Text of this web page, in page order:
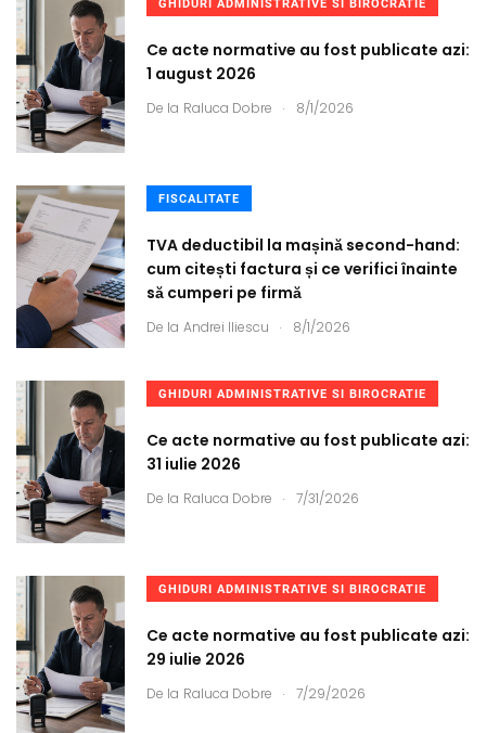
GHIDURI ADMINISTRATIVE SI BIROCRATIE
Ce acte normative au fost publicate azi:
1 august 2026
De la Raluca Dobre . 8/1/2026
FISCALITATE
TVA deductibil la mașină second-hand:
cum citești factura și ce verifici înainte
să cumperi pe firmă
De la Andrei Iliescu . 8/1/2026
GHIDURI ADMINISTRATIVE SI BIROCRATIE
Ce acte normative au fost publicate azi:
31 iulie 2026
De la Raluca Dobre . 7/31/2026
GHIDURI ADMINISTRATIVE SI BIROCRATIE
Ce acte normative au fost publicate azi:
29 iulie 2026
De la Raluca Dobre . 7/29/2026